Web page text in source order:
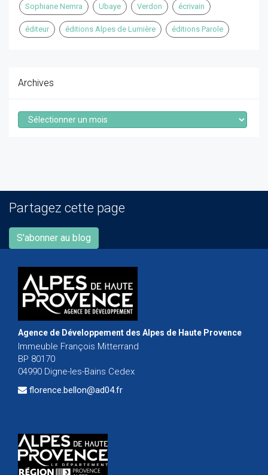
Sophiane Nemra Ubaye Verdon écrivain
éditeur éditions Alpes de Lumière éditions Parole
Archives
Archives
Partagez cette page
S'abonner au blog
Agence de Développement des Alpes de Haute Provence
Immeuble François Mitterrand
BP 80170
04990 Digne-les-Bains Cedex
florence.bellon@ad04.fr